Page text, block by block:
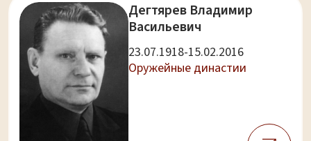
Дегтярев Владимир
Васильевич
23.07.1918-15.02.2016
Оружейные династии